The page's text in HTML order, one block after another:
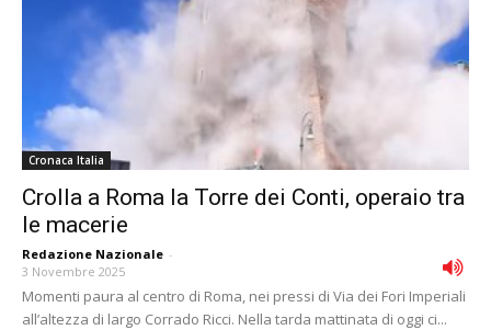
Cronaca Italia
Crolla a Roma la Torre dei Conti, operaio tra
le macerie
Redazione Nazionale -
3 Novembre 2025
Momenti paura al centro di Roma, nei pressi di Via dei Fori Imperiali
all’altezza di largo Corrado Ricci. Nella tarda mattinata di oggi ci...